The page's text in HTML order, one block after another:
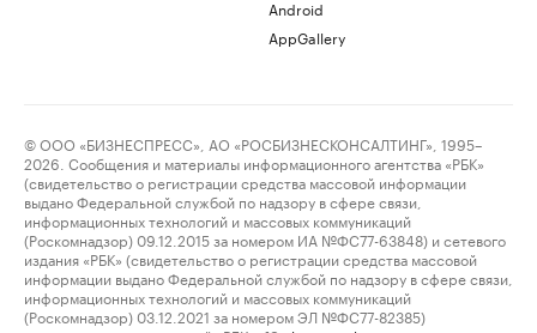
Android
AppGallery
© ООО «БИЗНЕСПРЕСС», АО «РОСБИЗНЕСКОНСАЛТИНГ», 1995–
2026. Сообщения и материалы информационного агентства «РБК»
(свидетельство о регистрации средства массовой информации
выдано Федеральной службой по надзору в сфере связи,
информационных технологий и массовых коммуникаций
(Роскомнадзор) 09.12.2015 за номером ИА №ФС77-63848) и сетевого
издания «РБК» (свидетельство о регистрации средства массовой
информации выдано Федеральной службой по надзору в сфере связи,
информационных технологий и массовых коммуникаций
(Роскомнадзор) 03.12.2021 за номером ЭЛ №ФС77-82385)